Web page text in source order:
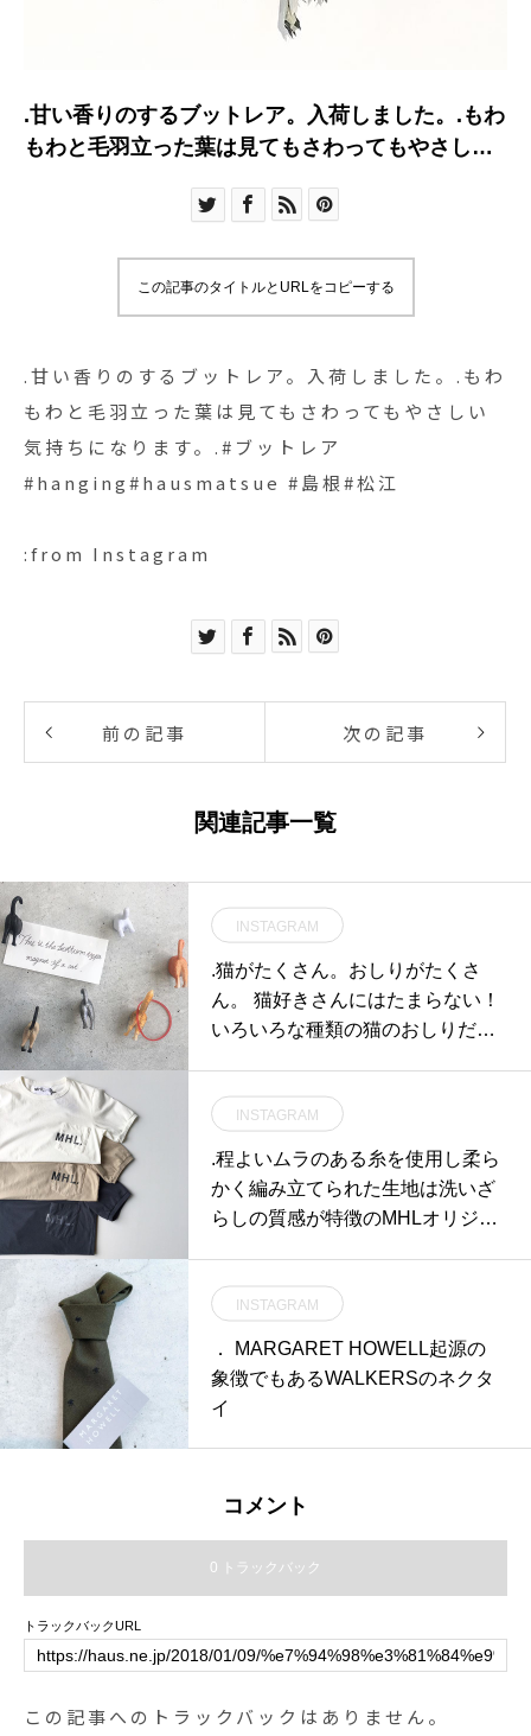
.甘い香りのするブットレア。入荷しました。.もわ
もわと毛羽立った葉は見てもさわってもやさしい
#hanging#hausmatsue #島根#松江
この記事のタイトルとURLをコピーする
.甘い香りのするブットレア。入荷しました。.もわ
もわと毛羽立った葉は見てもさわってもやさしい
気持ちになります。.#ブットレア
#hanging#hausmatsue #島根#松江
:from Instagram
前の記事 次の記事
関連記事一覧
INSTAGRAM
.猫がたくさん。おしりがたくさ
ん。 猫好きさんにはたまらない！
いろいろな種類の猫のおしりだけ
とっても可愛いです♡♡冷蔵庫や
ホワイトボードなどお好きなとこ
ろにどうぞ︎.#catbuttmagnets #マグ
ネット#magnet#猫 #cat #animal#
根 #松江
INSTAGRAM
.程よいムラのある糸を使用し柔ら
かく編み立てられた生地は洗いざ
らしの質感が特徴のMHLオリジナ
ュ、グレーの3色。sizeウィメンズ
Ⅱ . Ⅲメンズ S . M . L .XLあわせて
こちらもどうぞ@haus_howell .#
MHL.#printed cotton jersey #logote
INSTAGRAM
． MARGARET HOWELL起源の
象徴でもあるWALKERSのネクタ
イ
コメント
0 トラックバック
トラックバックURL
この記事へのトラックバックはありません。